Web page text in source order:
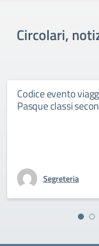
Circolari,
Codice evento
Pasque classi
Segreteria